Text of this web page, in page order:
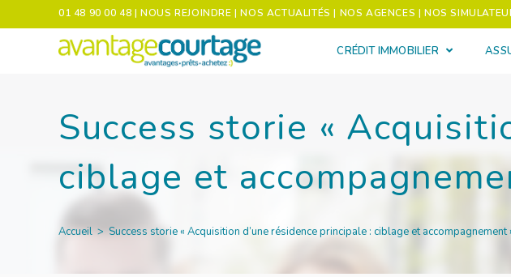
01 48 90 00 48 | NOUS REJOINDRE | NOS ACTUALITÉS| NOS AGENCES | NOS
CRÉDIT IMMOBILIER
Success storie «
ciblage et
Accueil > Success storie « Acquisition d’une résidence principale : ciblage et accompagnement